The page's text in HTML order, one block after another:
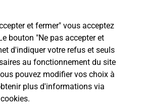
et fermer" vous acceptez
bouton "Ne pas accepter et
d'indiquer votre refus et seuls
au fonctionnement du site
pouvez modifier vos choix à
plus d'informations via
.
PLESCOP